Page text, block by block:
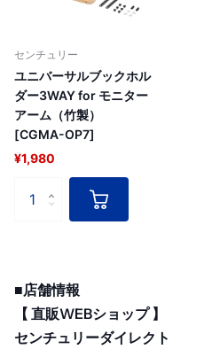
センチュリー
ユニバーサルブックホル
ダー3WAY for モニター
アーム（竹製）
[CGMA-OP7]
¥1,980
■店舗情報
【 直販WEBショップ 】
センチュリーダイレクト